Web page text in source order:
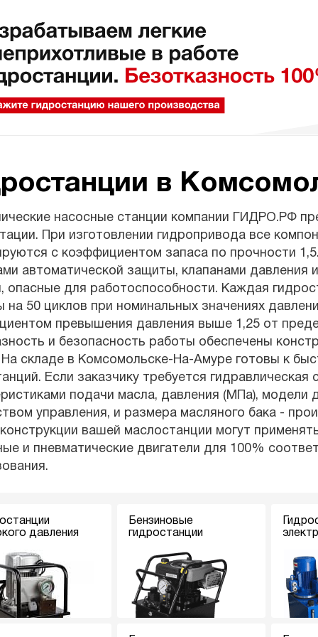
в
насосные станции компании ГИДРО.РФ
При изготовлении гидропривода все
с коэффициентом запаса по прочности
автоматической защиты, клапанами давления
опасные для работоспособности. Каждая
на 50 циклов при номинальных значениях
превышения давления выше 1,25 от
и безопасность работы обеспечены
На складе в Комсомольске-На-Амуре готовы к
Если заказчику требуется
подачи масла, давления (МПа), модели
управления, и размера масляного бака -
вашей маслостанции могут
и пневматические двигатели для 100%
давления
Бензиновые
гидростанции